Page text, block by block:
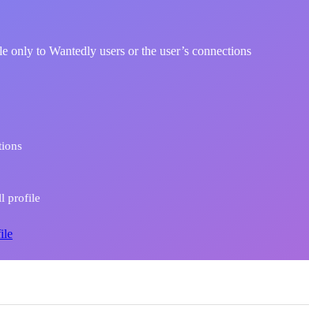
only to Wantedly users or the user’s connections
profile